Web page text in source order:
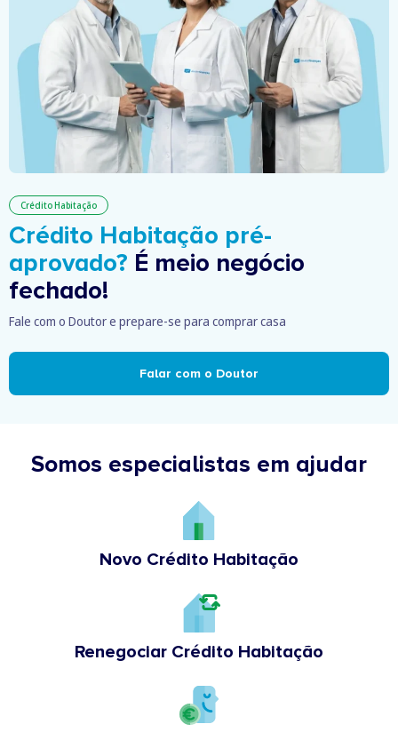
Crédito Habitação
Crédito Habitação pré-
aprovado? É meio negócio
fechado!
Fale com o Doutor e prepare-se para comprar casa
Falar com o Doutor
Somos especialistas em ajudar
Novo Crédito Habitação
Renegociar Crédito Habitação